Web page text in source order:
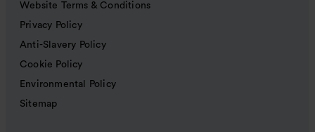
Website Terms & Conditions
Privacy Policy
Anti-Slavery Policy
Cookie Policy
Environmental Policy
Sitemap